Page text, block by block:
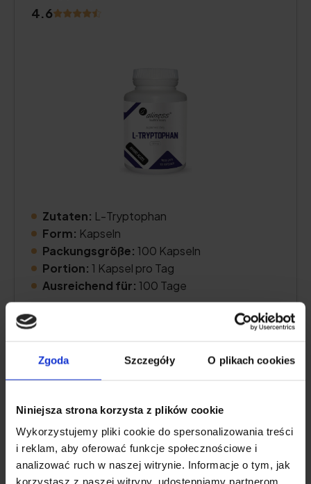
Zgoda Szczegóły O plikach cookies
Niniejsza strona korzysta z plików cookie
Wykorzystujemy pliki cookie do spersonalizowania treści
i reklam, aby oferować funkcje społecznościowe i
analizować ruch w naszej witrynie. Informacje o tym, jak
korzystasz z naszej witryny, udostępniamy partnerom
4.6
Zutaten: L-Tryptophan
Form: Kapseln
Packungsgröße: 100 Kapseln
Portion: 1 Kapsel pro Tag
Ausreichend für: 100 Tage
Beschreibung des Produkts
Pro und Kontra